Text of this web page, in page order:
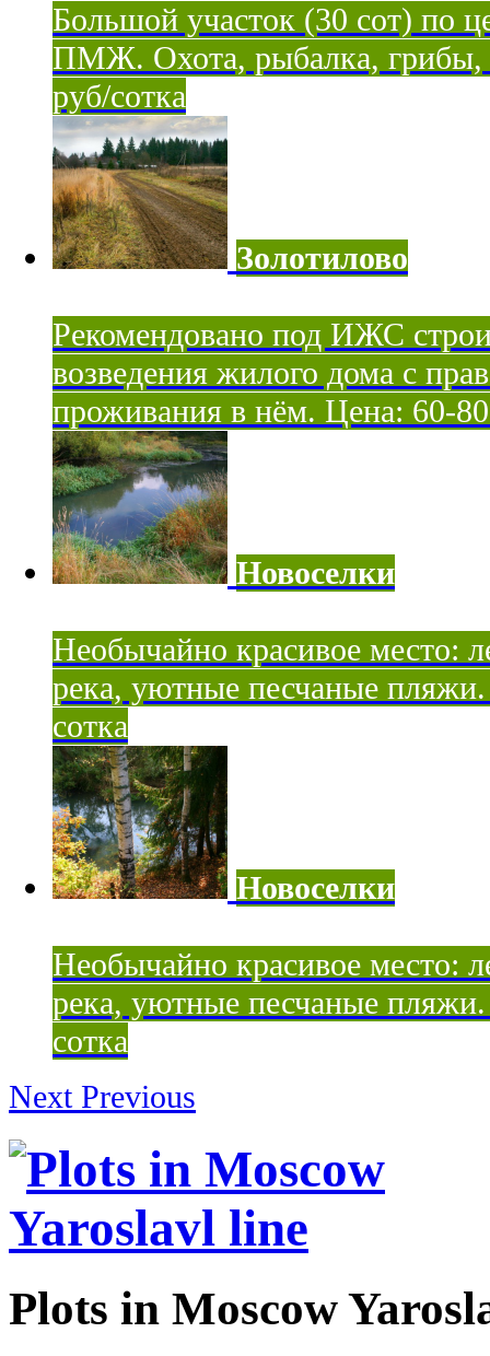
Большой участок (30 сот) по
ПМЖ. Охота, рыбалка, грибы,
руб/сотка
Золотилово
Рекомендовано под ИЖС
возведения жилого дома с
проживания в нём. Цена: 60-80
Новоселки
Необычайно красивое место:
река, уютные песчаные
сотка
Новоселки
Необычайно красивое место:
река, уютные песчаные
сотка
Next Previous
Plots in Moscow